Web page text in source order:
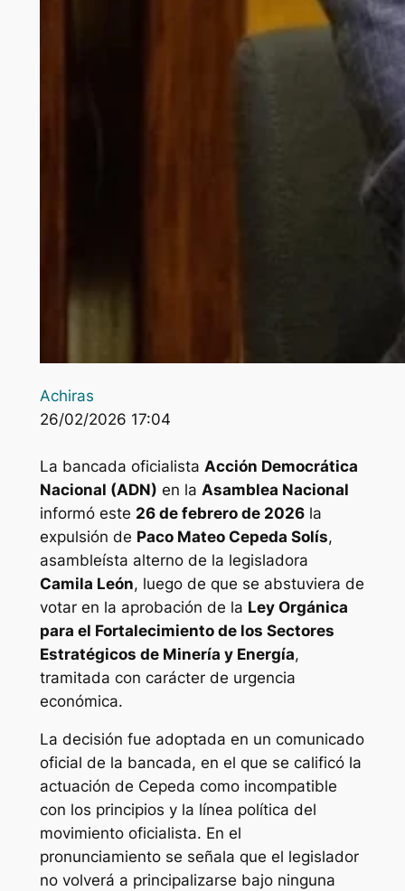
Achiras
26/02/2026 17:04
La bancada oficialista Acción Democrática
Nacional (ADN) en la Asamblea Nacional
informó este 26 de febrero de 2026la
expulsión de Paco Mateo Cepeda Solís,
asambleísta alterno de la legisladora
Camila León, luego de que se abstuviera de
votar en la aprobación de la Ley Orgánica
para el Fortalecimiento de los Sectores
Estratégicos de Minería y Energía,
tramitada con carácter de urgencia
económica.
La decisión fue adoptada en un comunicado
oficial de la bancada, en el que se calificó la
actuación de Cepeda como incompatible
con los principios y la línea política del
movimiento oficialista. En el
pronunciamiento se señala que el legislador
no volverá a principalizarse bajo ninguna